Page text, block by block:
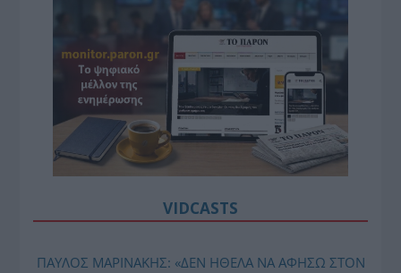
VIDCASTS
ΠΑΥΛΟΣ ΜΑΡΙΝΑΚΗΣ: «ΔΕΝ ΗΘΕΛΑ ΝΑ ΑΦΗΣΩ ΣΤΟΝ